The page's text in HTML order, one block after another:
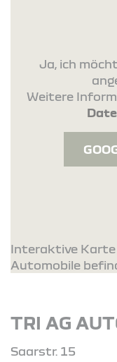
Ja, ich
Weitere
Interaktive Karte
Automobile
TRI AG
Saarstr. 15